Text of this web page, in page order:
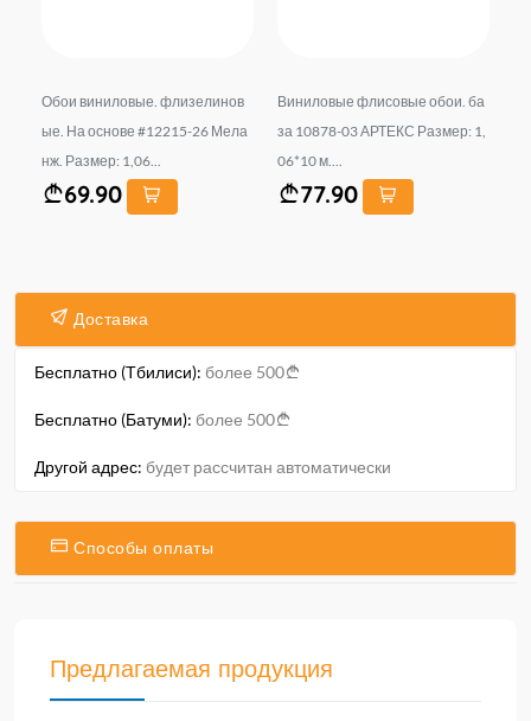
Обои виниловые. флизелинов
ые. На основе #12215-26 Мела
нж. Размер: 1,06...
69.90
Виниловые флисовые обои. ба
за 10878-03 АРТЕКС Размер: 1,
06*10 м....
77.90
Доставка
Бесплатно (Тбилиси): более 500
Бесплатно (Батуми): более 500
Другой адрес: будет рассчитан автоматически
Способы оплаты
Предлагаемая продукция